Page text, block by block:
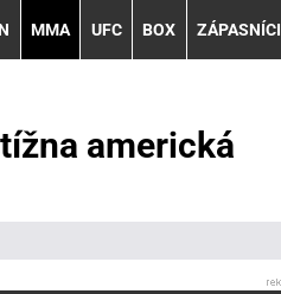
MMA UFC BOX ZÁPASNÍCI
americká